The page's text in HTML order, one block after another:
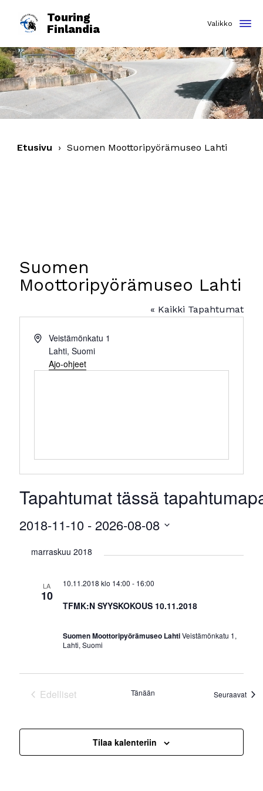
Touring
Finlandia
Etusivu ›Suomen Moottoripyörämuseo Lahti
Suomen
Moottoripyörämuseo Lahti
« Kaikki Tapahtumat
OsoiteVeistämönkatu 1
Lahti, Suomi
Ajo-ohjeet
Tapahtumat tässä
2018-11-10 - 2026-08-08
päivä.
marraskuu 2018
LA
10
TFMK:N SYYSKOKOUS 10.11.2018
10.11.2018 klo 14:00 - 16:00
Suomen Moottoripyörämuseo LahtiVeistämönkatu 1,
Lahti, Suomi
Edelliset
Tänään Seuraavat
Tilaa kalenteriin